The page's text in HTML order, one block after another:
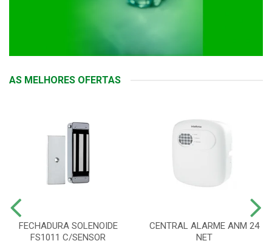
AS MELHORES OFERTAS
FECHADURA SOLENOIDE
FS1011 C/SENSOR
CENTRAL ALARME ANM 24
NET